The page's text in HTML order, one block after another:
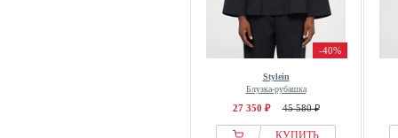
-40%
Stylein
Блузка-рубашка
27 350 ₽ 45 580 ₽
КУПИТЬ